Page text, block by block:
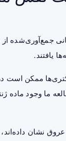
یافتند.
ممکن است
عروق نشان